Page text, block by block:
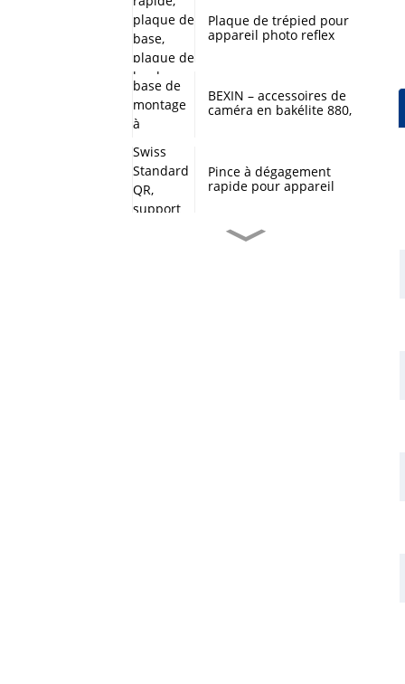
dégagement rapide pour
Benro sirui QZSD
Plaque de trépied pour
appareil photo reflex
de montage pour
appareil photo reflex
BEXIN – accessoires de
caméra en bakélite 880,
trépied YUNTENG 880,
offre spéciale
Pince à dégagement
rapide pour appareil
support de trépied
Applicable pour appareil
BEXIN – trépied